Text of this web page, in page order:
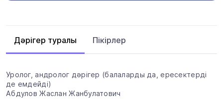
Дәрігер туралы Пікірлер
Уролог, андролог дәрігер (балаларды да, ересектерді
де емдейді)
Абдулов Жаслан Жанбулатович